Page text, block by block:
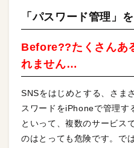
「パスワード管理」
Before??たくさんあ
れません…
SNSをはじめとする、さま
スワードをiPhoneで管理す
といって、複数のサービス
のはとっても危険です。で